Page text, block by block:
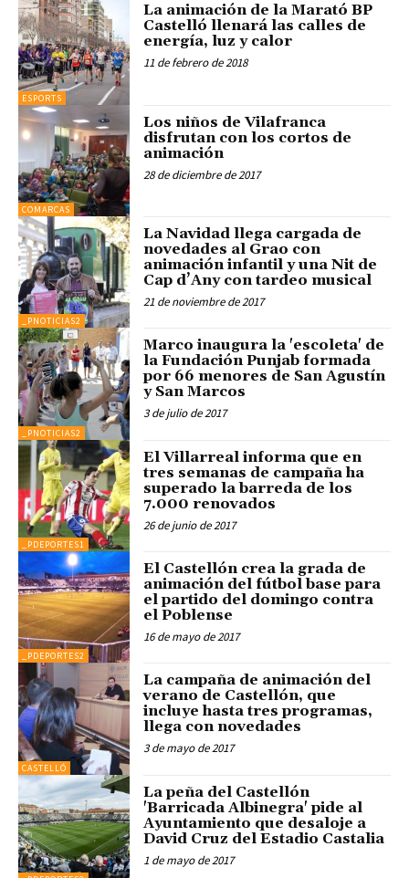
ESPORTS
La animación de la Marató BP
Castelló llenará las calles de
energía, luz y calor
11 de febrero de 2018
COMARCAS
Los niños de Vilafranca
disfrutan con los cortos de
animación
28 de diciembre de 2017
_PNOTICIAS2
La Navidad llega cargada de
novedades al Grao con
animación infantil y una Nit de
Cap d’Any con tardeo musical
21 de noviembre de 2017
_PNOTICIAS2
Marco inaugura la 'escoleta' de
la Fundación Punjab formada
por 66 menores de San Agustín
y San Marcos
3 de julio de 2017
_PDEPORTES1
El Villarreal informa que en
tres semanas de campaña ha
superado la barreda de los
7.000 renovados
26 de junio de 2017
_PDEPORTES2
El Castellón crea la grada de
animación del fútbol base para
el partido del domingo contra
el Poblense
16 de mayo de 2017
CASTELLÓ
La campaña de animación del
verano de Castellón, que
incluye hasta tres programas,
llega con novedades
3 de mayo de 2017
La peña del Castellón
'Barricada Albinegra' pide al
Ayuntamiento que desaloje a
David Cruz del Estadio Castalia
1 de mayo de 2017